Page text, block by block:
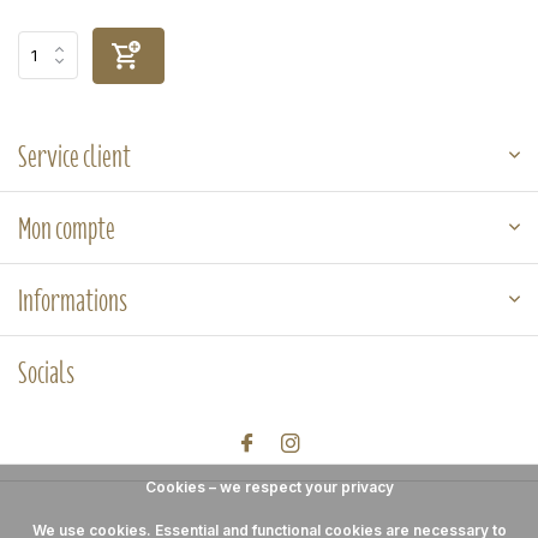
Service client
Mon compte
Informations
Socials
Cookies – we respect your privacy
We use cookies. Essential and functional cookies are necessary to